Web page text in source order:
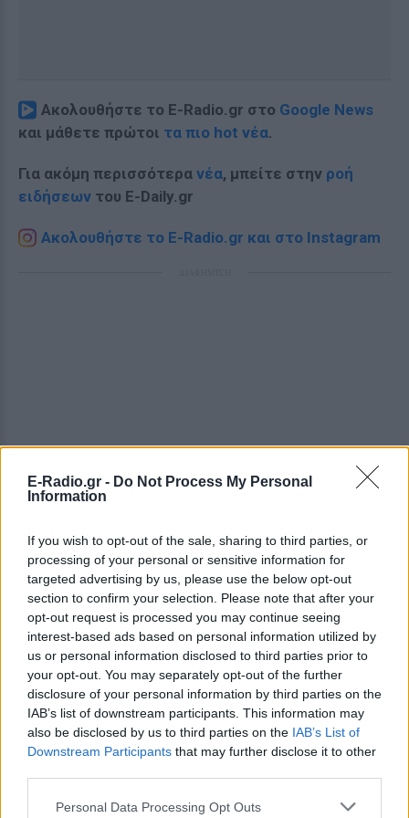
E-Radio.gr - Do Not Process My Personal
Information
If you wish to opt-out of the sale, sharing to third parties, or
processing of your personal or sensitive information for
targeted advertising by us, please use the below opt-out
section to confirm your selection. Please note that after your
opt-out request is processed you may continue seeing
interest-based ads based on personal information utilized by
us or personal information disclosed to third parties prior to
your opt-out. You may separately opt-out of the further
disclosure of your personal information by third parties on the
IAB’s list of downstream participants. This information may
also be disclosed by us to third parties on the IAB’s List of
Downstream Participants that may further disclose it to other
Personal Data Processing Opt Outs
Ακολουθήστε το E-Radio.gr στο Google News
και μάθετε πρώτοι τα πιο hot νέα.
Για ακόμη περισσότερα νέα, μπείτε στην ροή
ειδήσεων του E-Daily.gr
Ακολουθήστε το E-Radio.gr και στο Instagram
ΔΕΙΤΕ ΕΠΙΣΗΣ
ΣΤΗΝ ΙΔΙΑ ΚΑΤΗΓΟΡΙΑ
«Καλό ταξίδι μικρέ»: Πέθανε το